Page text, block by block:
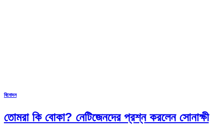
বিনোদন
তোমরা কি বোকা? নেটিজেনদের প্রশ্ন করলেন সোনাক্ষী